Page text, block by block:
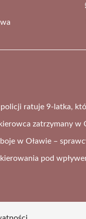
ratuje 9-latka,
zatrzymany w
w Oławie –
pod